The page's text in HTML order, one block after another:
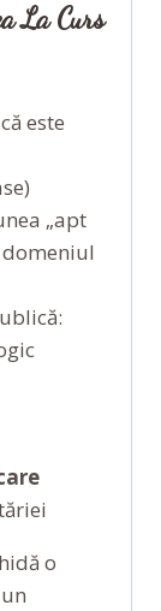
La Curs
este
„apt
o